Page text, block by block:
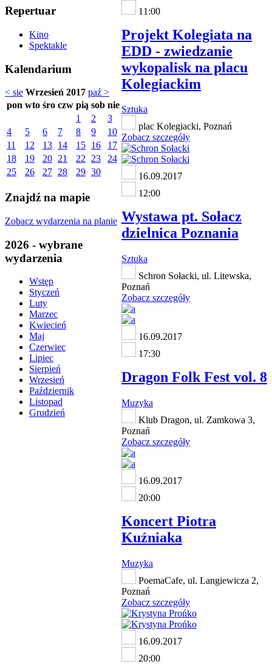
Repertuar
Kino
Spektakle
Kalendarium
< sie Wrzesień 2017 paź >
pon wto śro czw pią sob nie
1
2
3
4
5 6 7 8 9
10
11
12 13 14 15 16
17
18
19 20 21 22 23
24
25
26 27 28 29 30
Znajdź na mapie
Zobacz wydarzenia na planie
2026 - wybrane
wydarzenia
Wstęp
Styczeń
Luty
Marzec
Kwiecień
Maj
Czerwiec
Lipiec
Sierpień
Wrzesień
Październik
Listopad
Grudzień
11:00
Projekt Kolegiata na
EDD - zwiedzanie
wykopalisk na placu
Kolegiackim
Sztuka
plac Kolegiacki, Poznań
Zobacz szczegóły
16.09.2017
12:00
Wystawa pt. Sołacz
dzielnica Poznania
Sztuka
Schron Sołacki, ul. Litewska,
Poznań
Zobacz szczegóły
16.09.2017
17:30
Dragon Folk Fest vol. 8
Muzyka
Klub Dragon, ul. Zamkowa 3,
Poznań
Zobacz szczegóły
16.09.2017
20:00
Koncert Piotra
Kuźniaka
Muzyka
PoemaCafe, ul. Langiewicza 2,
Poznań
Zobacz szczegóły
16.09.2017
20:00